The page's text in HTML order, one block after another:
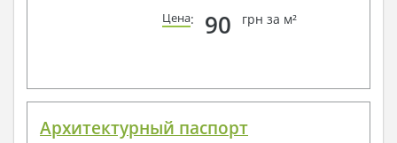
Цена: 90 грн за м²
Архитектурный паспорт